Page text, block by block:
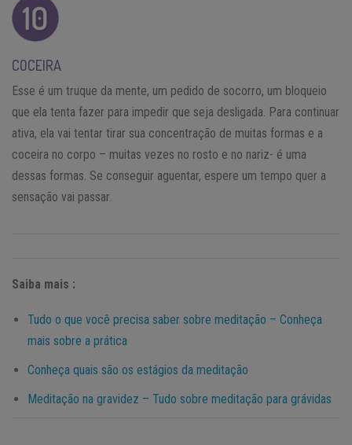
COCEIRA
Esse é um truque da mente, um pedido de socorro, um bloqueio
que ela tenta fazer para impedir que seja desligada. Para continuar
ativa, ela vai tentar tirar sua concentração de muitas formas e a
coceira no corpo – muitas vezes no rosto e no nariz- é uma
dessas formas. Se conseguir aguentar, espere um tempo quer a
sensação vai passar.
Saiba mais :
Tudo o que você precisa saber sobre meditação – Conheça
mais sobre a prática
Conheça quais são os estágios da meditação
Meditação na gravidez – Tudo sobre meditação para grávidas